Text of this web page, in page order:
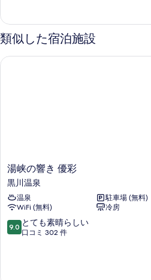
べ
て
の
る
細
の
す
べ
て
す
る
畳
和
室
詳
類似した宿泊施設
湯
峡
の
響
き
優
彩
湯峡の響き 優彩
黒川温泉
温泉
駐車場 (無料)
WiFi (無料)
冷房
10
段
9.0 とても素晴らしい
口コミ 302 件
湯峡の響き 優彩